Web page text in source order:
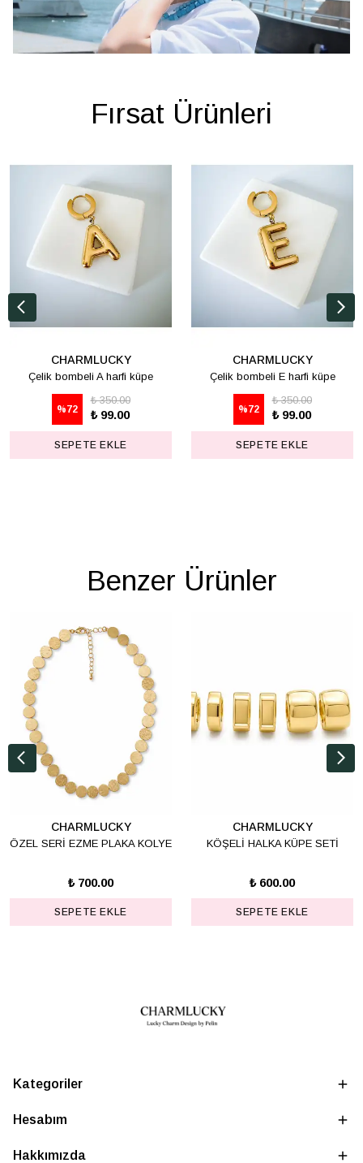
Fırsat Ürünleri
CHARMLUCKY
Çelik bombeli A harfi küpe
%72
₺ 350.00
₺ 99.00
SEPETE EKLE
CHARMLUCKY
Çelik bombeli E harfi küpe
%72
₺ 350.00
₺ 99.00
SEPETE EKLE
Benzer Ürünler
CHARMLUCKY
ÖZEL SERİ EZME PLAKA KOLYE
₺ 700.00
SEPETE EKLE
CHARMLUCKY
KÖŞELİ HALKA KÜPE SETİ
₺ 600.00
SEPETE EKLE
Kategoriler
Hesabım
Hakkımızda